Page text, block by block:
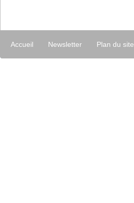
Accueil Newsletter Plan du site